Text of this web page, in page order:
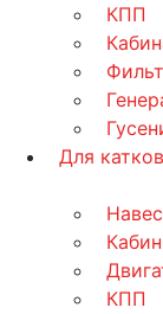
КПП
Для катков
КПП